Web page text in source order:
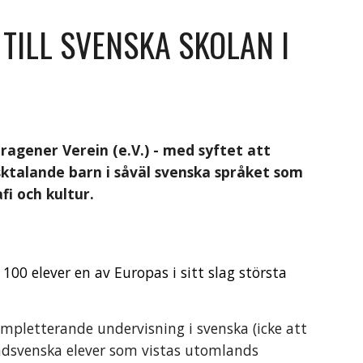
SVENSKA SKOLAN I
Verein (e.V.) - med syftet att
barn i såväl svenska språket som
och kultur.
elever en av Europas i sitt slag största
undervisning i svenska (icke att
elever som vistas utomlands